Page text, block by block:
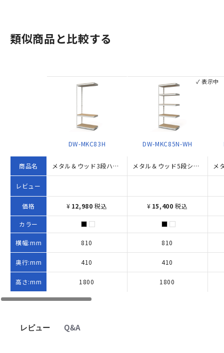
類似商品と比較する
商品名
レビュー
価格
カラー
横幅:mm
奥行:mm
高さ:mm
DW-MKC83H
✓ 表示中
メタル＆ウッド3段ハンガーラック コーナー連結タイプ（W810×D410×H1800）
¥ 12,980 税込
810
410
1800
DW-MKC85N-WH
メタル＆ウッド5段シェルフ コーナー連結タイプ W810×D410×H1800 ホワイト
¥ 15,400 税込
810
410
1800
レビュー Q&A